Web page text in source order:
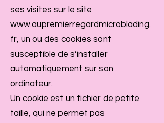
ses visites sur le site
www.aupremierregardmicroblading.
fr, un ou des cookies sont
susceptible de s’installer
automatiquement sur son
ordinateur.
Un cookie est un fichier de petite
taille, qui ne permet pas